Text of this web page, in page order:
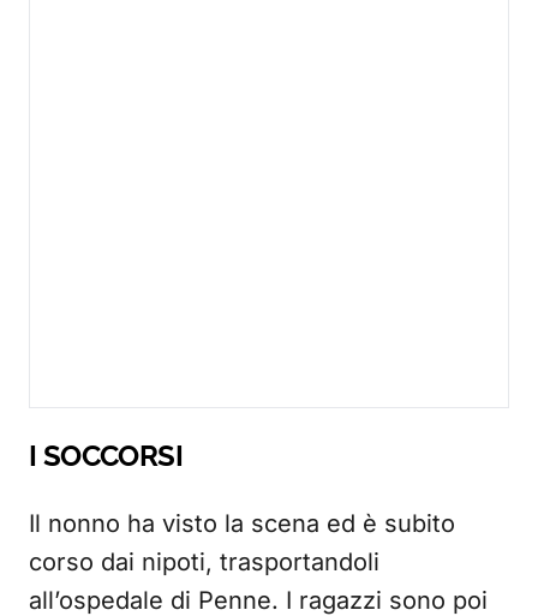
I SOCCORSI
Il nonno ha visto la scena ed è subito
corso dai nipoti, trasportandoli
all’ospedale di Penne. I ragazzi sono poi